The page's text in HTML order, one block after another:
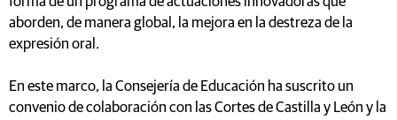
aborden, de manera global, la mejora en la destreza de la
expresión oral.
En este marco, la Consejería de Educación ha suscrito un
convenio de colaboración con las Cortes de Castilla y León y la